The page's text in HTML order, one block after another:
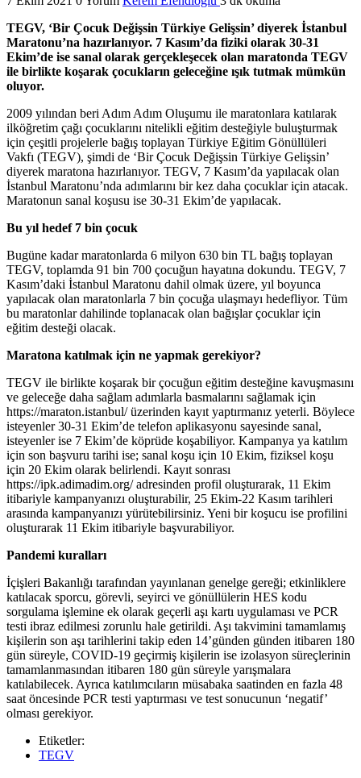
TEGV, ‘Bir Çocuk Değişsin Türkiye Gelişsin’ diyerek İstanbul
Maratonu’na hazırlanıyor. 7 Kasım’da fiziki olarak 30-31
Ekim’de ise sanal olarak gerçekleşecek olan maratonda TEGV
ile birlikte koşarak çocukların geleceğine ışık tutmak mümkün
oluyor.
2009 yılından beri Adım Adım Oluşumu ile maratonlara katılarak
ilköğretim çağı çocuklarını nitelikli eğitim desteğiyle buluşturmak
için çeşitli projelerle bağış toplayan Türkiye Eğitim Gönüllüleri
Vakfı (TEGV), şimdi de ‘Bir Çocuk Değişsin Türkiye Gelişsin’
diyerek maratona hazırlanıyor. TEGV, 7 Kasım’da yapılacak olan
İstanbul Maratonu’nda adımlarını bir kez daha çocuklar için atacak.
Maratonun sanal koşusu ise 30-31 Ekim’de yapılacak.
Bu yıl hedef 7 bin çocuk
Bugüne kadar maratonlarda 6 milyon 630 bin TL bağış toplayan
TEGV, toplamda 91 bin 700 çocuğun hayatına dokundu. TEGV, 7
Kasım’daki İstanbul Maratonu dahil olmak üzere, yıl boyunca
yapılacak olan maratonlarla 7 bin çocuğa ulaşmayı hedefliyor. Tüm
bu maratonlar dahilinde toplanacak olan bağışlar çocuklar için
eğitim desteği olacak.
Maratona katılmak için ne yapmak gerekiyor?
TEGV ile birlikte koşarak bir çocuğun eğitim desteğine kavuşmasını
ve geleceğe daha sağlam adımlarla basmalarını sağlamak için
https://maraton.istanbul/ üzerinden kayıt yaptırmanız yeterli. Böylece
isteyenler 30-31 Ekim’de telefon aplikasyonu sayesinde sanal,
isteyenler ise 7 Ekim’de köprüde koşabiliyor. Kampanya ya katılım
için son başvuru tarihi ise; sanal koşu için 10 Ekim, fiziksel koşu
için 20 Ekim olarak belirlendi. Kayıt sonrası
https://ipk.adimadim.org/ adresinden profil oluşturarak, 11 Ekim
itibariyle kampanyanızı oluşturabilir, 25 Ekim-22 Kasım tarihleri
arasında kampanyanızı yürütebilirsiniz. Yeni bir koşucu ise profilini
oluşturarak 11 Ekim itibariyle başvurabiliyor.
Pandemi kuralları
İçişleri Bakanlığı tarafından yayınlanan genelge gereği; etkinliklere
katılacak sporcu, görevli, seyirci ve gönüllülerin HES kodu
sorgulama işlemine ek olarak geçerli aşı kartı uygulaması ve PCR
testi ibraz edilmesi zorunlu hale getirildi. Aşı takvimini tamamlamış
kişilerin son aşı tarihlerini takip eden 14’günden günden itibaren 180
gün süreyle, COVID-19 geçirmiş kişilerin ise izolasyon süreçlerinin
tamamlanmasından itibaren 180 gün süreyle yarışmalara
katılabilecek. Ayrıca katılımcıların müsabaka saatinden en fazla 48
saat öncesinde PCR testi yaptırması ve test sonucunun ‘negatif’
olması gerekiyor.
Etiketler:
TEGV